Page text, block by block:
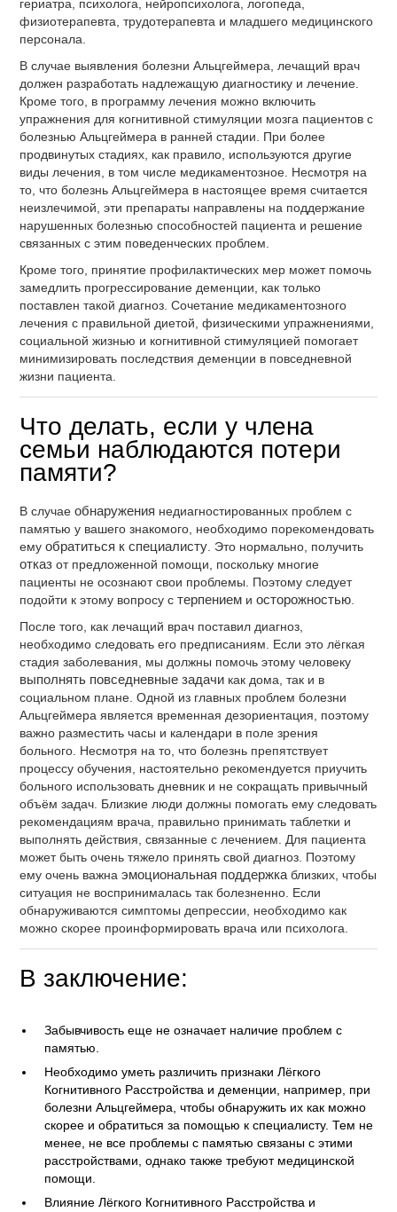
гериатра, психолога, нейропсихолога, логопеда,
физиотерапевта, трудотерапевта и младшего медицинского
персонала.
В случае выявления болезни Альцгеймера, лечащий врач
должен разработать надлежащую диагностику и лечение.
Кроме того, в программу лечения можно включить
упражнения для когнитивной стимуляции мозга пациентов с
болезнью Альцгеймера в ранней стадии. При более
продвинутых стадиях, как правило, используются другие
виды лечения, в том числе медикаментозное. Несмотря на
то, что болезнь Альцгеймера в настоящее время считается
неизлечимой, эти препараты направлены на поддержание
нарушенных болезнью способностей пациента и решение
связанных с этим поведенческих проблем.
Кроме того, принятие профилактических мер может помочь
замедлить прогрессирование деменции, как только
поставлен такой диагноз. Сочетание медикаментозного
лечения с правильной диетой, физическими упражнениями,
социальной жизнью и когнитивной стимуляцией помогает
минимизировать последствия деменции в повседневной
жизни пациента.
Что делать, если у члена
семьи наблюдаются потери
памяти?
В случаеобнаружения недиагностированных проблем с
памятью у вашего знакомого, необходимо порекомендовать
емуобратиться к специалисту . Это нормально, получить
отказ от предложенной помощи, поскольку многие
пациенты не осознают свои проблемы. Поэтому следует
подойти к этому вопросу стерпением иосторожностью
После того, как лечащий врач поставил диагноз,
необходимо следовать его предписаниям. Если это лёгкая
стадия заболевания, мы должны помочь этому человеку
выполнять повседневные задачи как дома, так и в
социальном плане. Одной из главных проблем болезни
Альцгеймера является временная дезориентация, поэтому
важно разместить часы и календари в поле зрения
больного. Несмотря на то, что болезнь препятствует
процессу обучения, настоятельно рекомендуется приучить
больного использовать дневник и не сокращать привычный
объём задач. Близкие люди должны помогать ему следовать
рекомендациям врача, правильно принимать таблетки и
выполнять действия, связанные с лечением. Для пациента
может быть очень тяжело принять свой диагноз. Поэтому
ему очень важнаэмоциональная поддержка близких, чтобы
ситуация не воспринималась так болезненно. Если
обнаруживаются симптомы депрессии, необходимо как
можно скорее проинформировать врача или психолога.
В заключение:
Забывчивость еще не означает наличие проблем с
памятью.
Необходимо уметь различить признаки Лёгкого
Когнитивного Расстройства и деменции, например, при
болезни Альцгеймера, чтобы обнаружить их как можно
скорее и обратиться за помощью к специалисту. Тем не
менее, не все проблемы с памятью связаны с этими
расстройствами, однако также требуют медицинской
помощи.
Влияние Лёгкого Когнитивного Расстройства и